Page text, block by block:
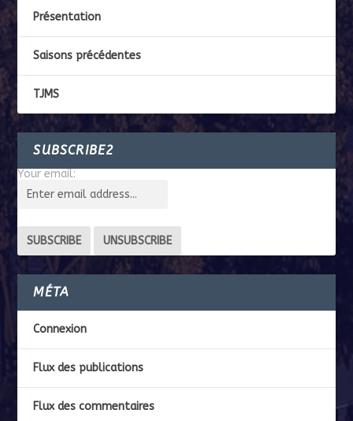
Présentation
Saisons précédentes
TJMS
SUBSCRIBE2
Your email:
MÉTA
Connexion
Flux des publications
Flux des commentaires